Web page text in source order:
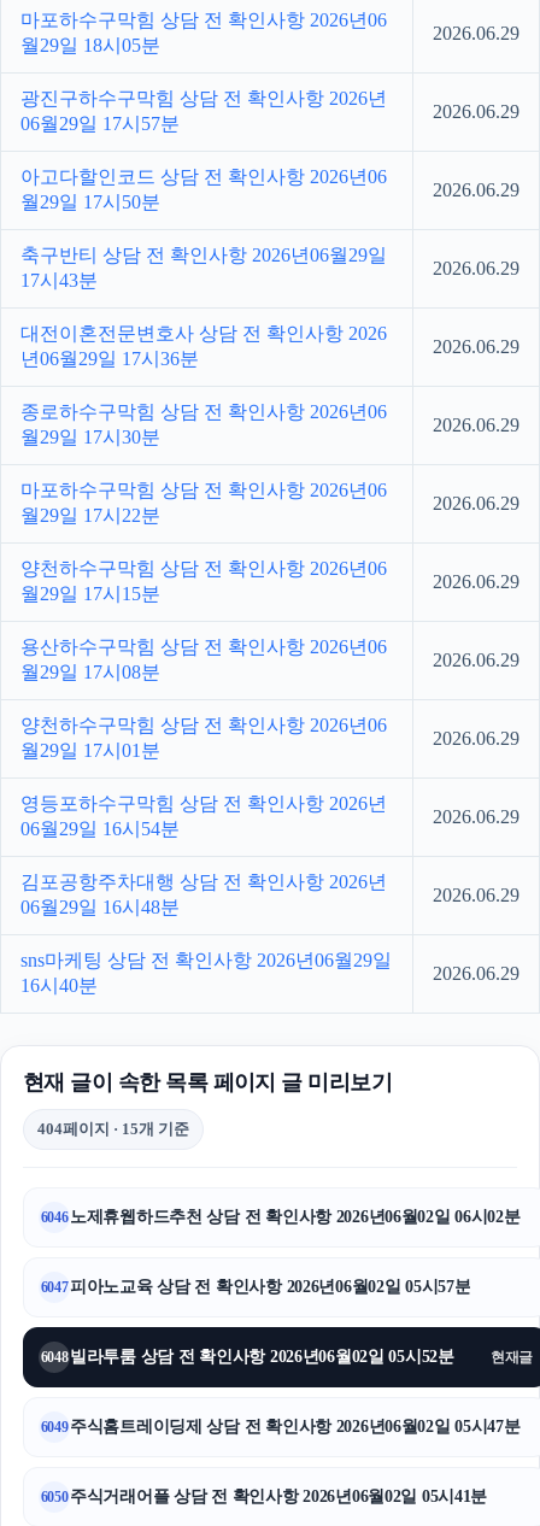
마포하수구막힘 상담 전 확인사항 2026년06
월29일 18시05분
2026.06.29
광진구하수구막힘 상담 전 확인사항 2026년
06월29일 17시57분
2026.06.29
아고다할인코드 상담 전 확인사항 2026년06
월29일 17시50분
2026.06.29
축구반티 상담 전 확인사항 2026년06월29일
17시43분
2026.06.29
대전이혼전문변호사 상담 전 확인사항 2026
년06월29일 17시36분
2026.06.29
종로하수구막힘 상담 전 확인사항 2026년06
월29일 17시30분
2026.06.29
마포하수구막힘 상담 전 확인사항 2026년06
월29일 17시22분
2026.06.29
양천하수구막힘 상담 전 확인사항 2026년06
월29일 17시15분
2026.06.29
용산하수구막힘 상담 전 확인사항 2026년06
월29일 17시08분
2026.06.29
양천하수구막힘 상담 전 확인사항 2026년06
월29일 17시01분
2026.06.29
영등포하수구막힘 상담 전 확인사항 2026년
06월29일 16시54분
2026.06.29
김포공항주차대행 상담 전 확인사항 2026년
06월29일 16시48분
2026.06.29
sns마케팅 상담 전 확인사항 2026년06월29일
16시40분
2026.06.29
현재 글이 속한 목록 페이지 글 미리보기
404페이지 · 15개 기준
6046노제휴웹하드추천 상담 전 확인사항 2026년06월02일 06시02분
6047피아노교육 상담 전 확인사항 2026년06월02일 05시57분
6048빌라투룸 상담 전 확인사항 2026년06월02일 05시52분 현재글
6049주식홈트레이딩제 상담 전 확인사항 2026년06월02일 05시47분
6050주식거래어플 상담 전 확인사항 2026년06월02일 05시41분